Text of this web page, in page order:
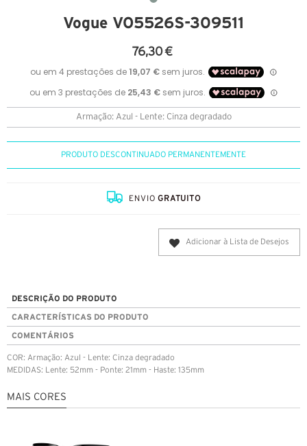
Vogue VO5526S-309511
76,30 €
Armação: Azul - Lente: Cinza degradado
PRODUTO DESCONTINUADO PERMANENTEMENTE
ENVIOGRATUITO
Adicionar à Lista de Desejos
DESCRIÇÃO DO PRODUTO
CARACTERÍSTICAS DO PRODUTO
COMENTÁRIOS
COR: Armação: Azul - Lente: Cinza degradado
MEDIDAS: Lente: 52mm - Ponte: 21mm - Haste: 135mm
MAIS CORES